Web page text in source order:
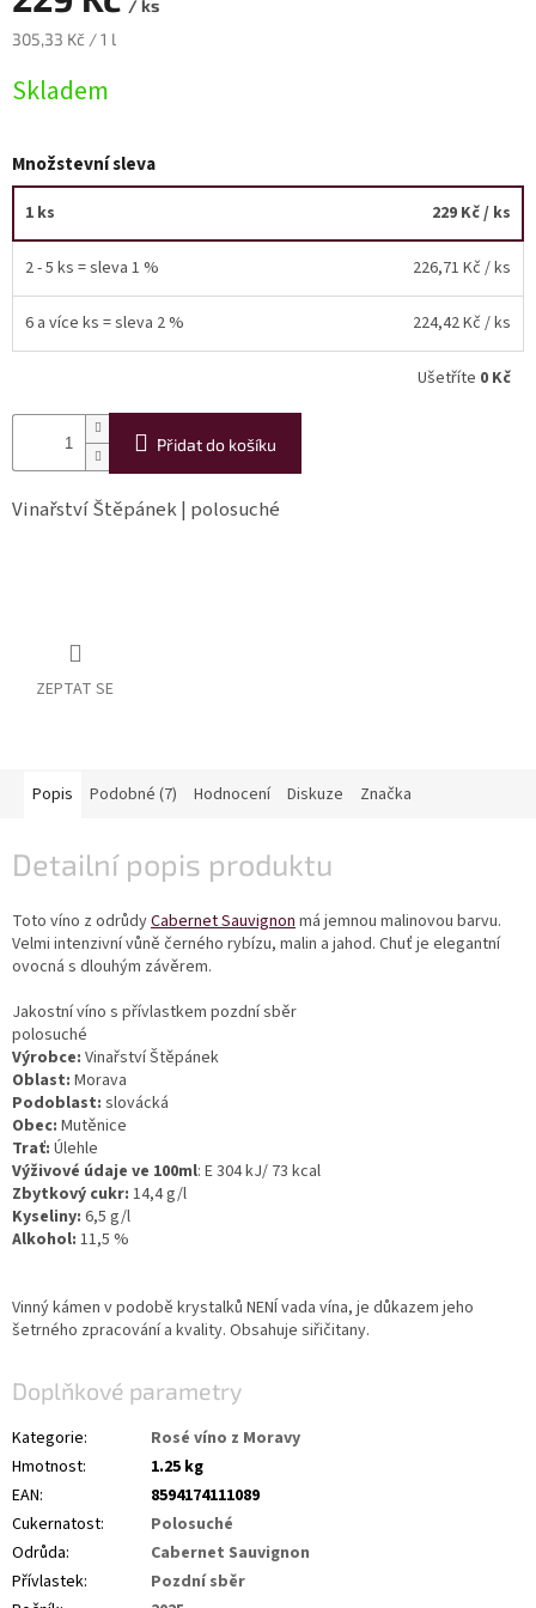
Akční
Cuvée
vína
Vína
podle
podle
obsahu
Dárkové
Vývrtky
objem
Ostatní
vína
Značky
Přihlášení
/ ks
Měrná
305,33 Kč / 1 l
Skladem
Množstevní sleva
1 ks 229 Kč/ ks
2 - 5 ks = sleva 1 % 226,71 Kč / ks
6 a více ks = sleva 2 % 224,42 Kč / ks
Ušetříte 0 Kč
Přidat do košíku
Vinařství Štěpánek | polosuché
ZEPTAT SE
Popis Podobné (7) Hodnocení Diskuze Značka
Detailní popis produktu
Toto víno z odrůdyCabernet Sauvignonmá jemnou malinovou barvu.
Velmi intenzivní vůně černého rybízu, malin a jahod. Chuť je elegantní
ovocná s dlouhým závěrem.
Jakostní víno s přívlastkem pozdní sběr
polosuché
Výrobce: Vinařství Štěpánek
Oblast: Morava
Podoblast: slovácká
Obec: Mutěnice
Trať: Úlehle
Výživové údaje ve 100ml: E 304 kJ/ 73 kcal
Zbytkový cukr: 14,4 g/l
Kyseliny: 6,5 g/l
Alkohol: 11,5 %
Vinný kámen v podobě krystalků NENÍ vada vína, je důkazem jeho
šetrného zpracování a kvality. Obsahuje siřičitany.
Doplňkové parametry
Kategorie:
Rosé víno z Moravy
Hmotnost:
1.25 kg
EAN:
8594174111089
Cukernatost:
Polosuché
Odrůda:
Cabernet Sauvignon
Přívlastek:
Pozdní sběr